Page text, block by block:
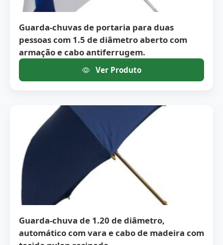
Guarda-chuvas de portaria para duas
pessoas com 1.5 de diâmetro aberto com
armação e cabo antiferrugem.
Ver Produto
Guarda-chuva de 1.20 de diâmetro,
automático com vara e cabo de madeira com